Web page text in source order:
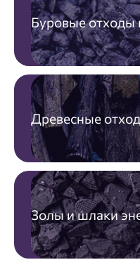
Буровые
Древесные
Золы и шлаки